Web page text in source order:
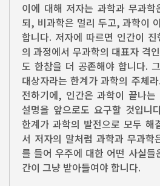
이에 대해 저자는 과학과 무과
되, 비과학은 멀리 두고, 과학이
합니다. 저자에 따르면 인간이
의 과정에서 무과학의 대표자 격
도 한참을 더 공존해야 합니다.
대상자라는 한계가 과학의 주체
전하기에, 인간은 과학이 끝나
설명을 앞으로도 요구할 것입니
한계가 과학의 발전으로 모두 해
서 저자의 말처럼 과학과 무과학
를 들어 우주에 대한 어떤 사실들
간이 그냥 받아들여야 합니다.